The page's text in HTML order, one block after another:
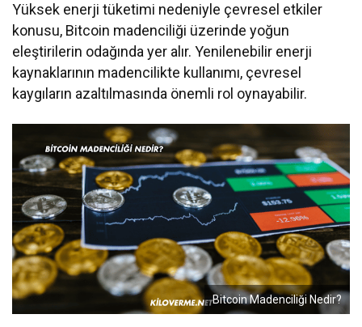
Yüksek enerji tüketimi nedeniyle çevresel etkiler
konusu, Bitcoin madenciliği üzerinde yoğun
eleştirilerin odağında yer alır. Yenilenebilir enerji
kaynaklarının madencilikte kullanımı, çevresel
kaygıların azaltılmasında önemli rol oynayabilir.
Bitcoin Madenciliği Nedir?